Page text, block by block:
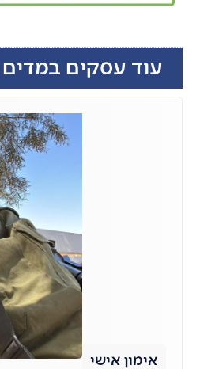
עוד עסקים במדים
אימון אישי